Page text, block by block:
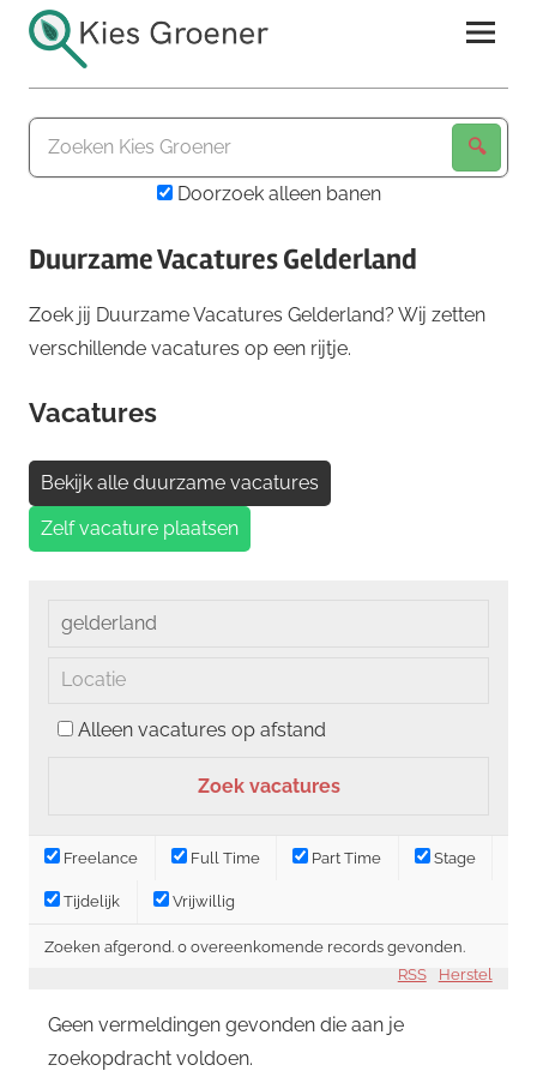
naar
inhoudKies
GroenerDoorzoek alleen banen
Duurzame Vacatures Gelderland
Zoek jij Duurzame Vacatures Gelderland? Wij zetten
verschillende vacatures op een rijtje.
Vacatures
Bekijk alle duurzame vacatures
Zelf vacature plaatsen
Alleen vacatures op afstand
Freelance Full Time Part Time Stage
Tijdelijk Vrijwillig
Zoeken afgerond. 0 overeenkomende records gevonden.
Herstel
RSS
Geen vermeldingen gevonden die aan je
zoekopdracht voldoen.